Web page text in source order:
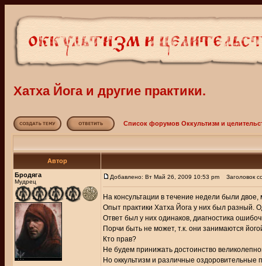
Хатха Йога и другие практики.
Список форумов Оккультизм и
Автор
Бродяга
Мудрец
Добавлено: Вт Май 26, 2009 10:53 pm Заголовок
На консультации в течение недели были
Опыт практики Хатха Йога у них был разный.
Ответ был у них одинаков, диагностика
Порчи быть не может, т.к. они занимаются
Кто прав?
Не будем принижать достоинство
Но оккультизм и различные